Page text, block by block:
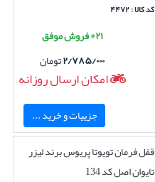
کد کالا : ۴۴۷۲
۲۱+ فروش موفق
۲/۷۸۵/۰۰۰تومان
امکان ارسال روزانه
جزییات و خرید ...
قفل فرمان تویوتا پریوس برند لیزر
تایوان اصل کد 134